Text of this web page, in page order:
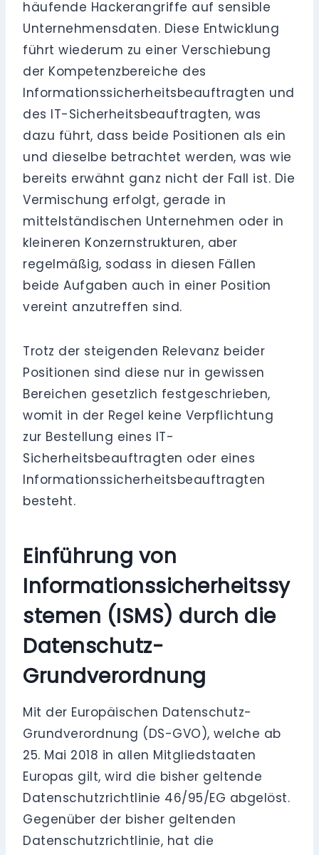
häufende Hackerangriffe auf sensible
Unternehmensdaten. Diese Entwicklung
führt wiederum zu einer Verschiebung
der Kompetenzbereiche des
Informationssicherheitsbeauftragten und
des IT-Sicherheitsbeauftragten, was
dazu führt, dass beide Positionen als ein
und dieselbe betrachtet werden, was wie
bereits erwähnt ganz nicht der Fall ist. Die
Vermischung erfolgt, gerade in
mittelständischen Unternehmen oder in
kleineren Konzernstrukturen, aber
regelmäßig, sodass in diesen Fällen
beide Aufgaben auch in einer Position
vereint anzutreffen sind.
Trotz der steigenden Relevanz beider
Positionen sind diese nur in gewissen
Bereichen gesetzlich festgeschrieben,
womit in der Regel keine Verpflichtung
zur Bestellung eines IT-
Sicherheitsbeauftragten oder eines
Informationssicherheitsbeauftragten
besteht.
Einführung von
Informationssicherheitssy
stemen (ISMS) durch die
Datenschutz-
Grundverordnung
Mit der Europäischen Datenschutz-
Grundverordnung (DS-GVO), welche ab
25. Mai 2018 in allen Mitgliedstaaten
Europas gilt, wird die bisher geltende
Datenschutzrichtlinie 46/95/EG abgelöst.
Gegenüber der bisher geltenden
Datenschutzrichtlinie, hat die